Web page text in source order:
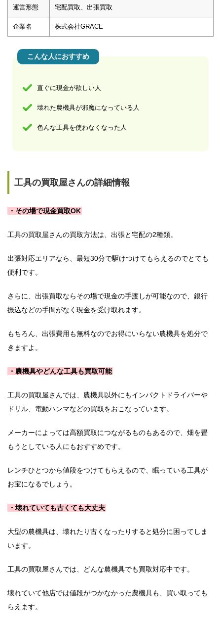
運営形態 宅配買取、出張買取
企業名 株式会社GRACE
こんな人におすすめ
直ぐに現金が欲しい人
壊れた農機具が邪魔になっている人
色んな工具を使わなくなった人
工具の買取屋さんの詳細情報
・その場で現金買取OK
工具の買取屋さんの買取方法は、出張と宅配の2種類。
出張対応エリアなら、最短30分で駆けつけてもらえるのでとても
便利です。
さらに、出張買取ならその場で現金の手渡しが可能なので、銀行
振込などの手間がなく現金を受け取れます。
もちろん、出張費用も無料なのでお得にいらない農機具を処分で
きますよ。
・農機具やどんな工具も買取可能
工具の買取屋さんでは、農機具以外にもインパクトドライバーや
ドリル、電動ハンマなどの買取をおこなっています。
メーカーによっては高額買取につながるものもあるので、畑を畳
もうとしている人にもおすすめです。
レンチひとつから値段をつけてもらえるので、眠っている工具が
お宝になるでしょう。
・壊れていても古くても大丈夫
大型の農機具は、壊れたり古くなったりすると処分に困ってしま
います。
工具の買取屋さんでは、どんな農機具でも買取対応中です。
壊れていて他店では値段がつかなかった農機具も、買い取っても
らえます。